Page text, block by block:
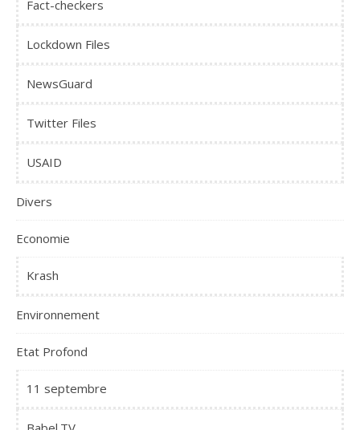
Fact-checkers
Lockdown Files
NewsGuard
Twitter Files
USAID
Divers
Economie
Krash
Environnement
Etat Profond
11 septembre